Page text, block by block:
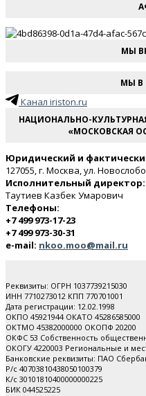
МЫ
МЫ В
Канал iriston.ru
НАЦИОНАЛЬНО-
«МОСКОВСКАЯ
Юридический и
127055, г. Москва, ул.
Исполнительный директор:
Таутиев Казбек Умарович
Телефоны:
+7 499 973-17-23
+7 499 973-30-31
e-mail: nkoo.moo@mail.ru
Реквизиты: ОГРН 1037739215030
ИНН 7710273012 КПП 770701001
Дата регистрации: 12.02.1998
ОКПО 45921944 ОКАТО 45286585000
ОКТМО 45382000000 ОКОПФ 20200
ОКФС 53 Собственность
ОКОГУ 4220003 Региональные и
Банковские реквизиты: ПАО
Р/с 40703810438050100379
К/с 30101810400000000225
БИК 044525225